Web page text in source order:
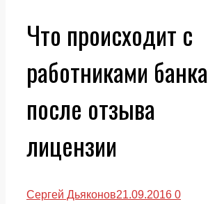
Что происходит с
работниками банка
после отзыва
лицензии
Сергей Дьяконов21.09.2016 0